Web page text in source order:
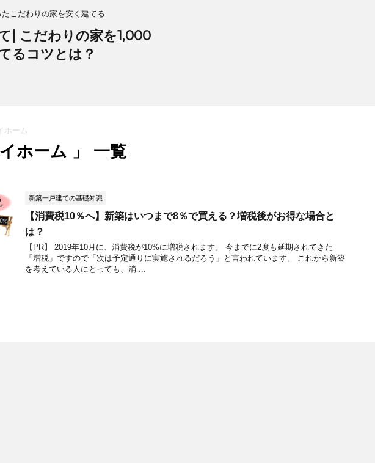
こだわりの家を安く建てる
| こだわりの家を1,000
るコツとは？
ホーム
イホーム 」 一覧
新築一戸建ての基礎知識
【消費税10％へ】新築はいつまで8％で買える？増税後がお得な場合と
は？
【PR】 2019年10月に、消費税が10%に増税されます。 今までに2度も延期されてきた
「増税」ですので「次は予定通りに実施されるだろう」と言われています。 これから新築
を考えている人にとっても、消 ...